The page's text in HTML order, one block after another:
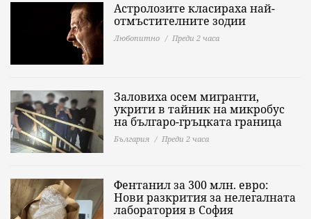
Астролозите класираха най-
отмъстителните зодии
Любопитно Преди 2 часа
Заловиха осем мигранти,
укрити в тайник на микробус
на българо-гръцката граница
България Преди 2 часа
Фентанил за 300 млн. евро:
Нови разкрития за нелегалната
лаборатория в София